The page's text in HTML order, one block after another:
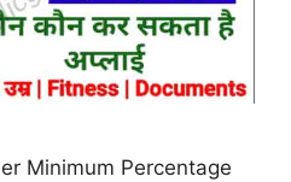
Minimum Percentage